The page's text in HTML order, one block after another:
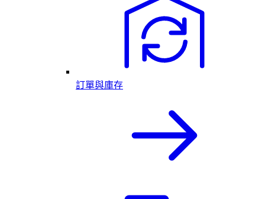
訂單與庫存